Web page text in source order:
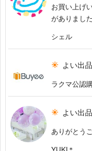
お買い上げ
がありまし
シェル
よい出
ラクマ公認
よい出
ありがとう
YUKI＊